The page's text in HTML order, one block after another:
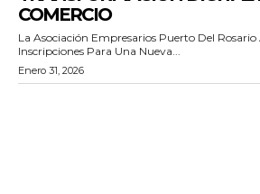
COMERCIO
La Asociación Empresarios Puerto Del
Inscripciones Para Una Nueva...
Enero 31, 2026